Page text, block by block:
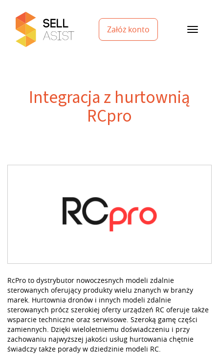
Załóż konto
Integracja z hurtownią
RCpro
RcPro to dystrybutor nowoczesnych modeli zdalnie
sterowanych oferujący produkty wielu znanych w branży
marek. Hurtownia dronów i innych modeli zdalnie
sterowanych prócz szerokiej oferty urządzeń RC oferuje także
wsparcie techniczne oraz serwisowe. Szeroką gamę części
zamiennych. Dzięki wieloletniemu doświadczeniu i przy
zachowaniu najwyższej jakości usług hurtowania chętnie
świadczy także porady w dziedzinie modeli RC.